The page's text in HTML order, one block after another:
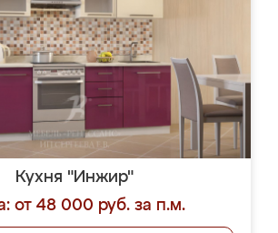
Кухня "Инжир"
от 48 000 руб. за п.м.